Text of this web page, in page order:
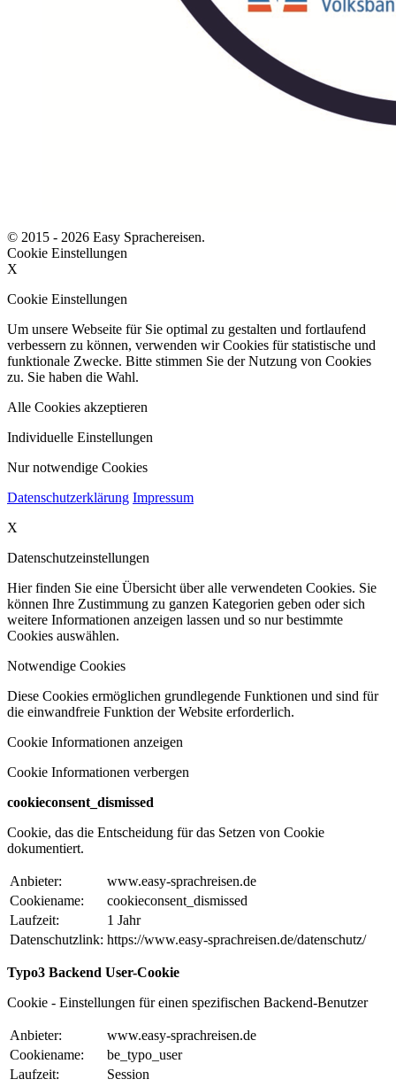
© 2015 - 2026 Easy Sprachereisen.
Cookie Einstellungen
X
Cookie Einstellungen
Um unsere Webseite für Sie optimal zu gestalten und fortlaufend
verbessern zu können, verwenden wir Cookies für statistische und
funktionale Zwecke. Bitte stimmen Sie der Nutzung von Cookies
zu. Sie haben die Wahl.
Alle Cookies akzeptieren
Individuelle Einstellungen
Nur notwendige Cookies
Datenschutzerklärung Impressum
X
Datenschutzeinstellungen
Hier finden Sie eine Übersicht über alle verwendeten Cookies. Sie
können Ihre Zustimmung zu ganzen Kategorien geben oder sich
weitere Informationen anzeigen lassen und so nur bestimmte
Cookies auswählen.
Notwendige Cookies
Diese Cookies ermöglichen grundlegende Funktionen und sind für
die einwandfreie Funktion der Website erforderlich.
Cookie Informationen anzeigen
Cookie Informationen verbergen
cookieconsent_dismissed
Cookie, das die Entscheidung für das Setzen von Cookie
dokumentiert.
Anbieter:
www.easy-sprachreisen.de
Cookiename:
cookieconsent_dismissed
Laufzeit:
1 Jahr
Datenschutzlink: https://www.easy-sprachreisen.de/datenschutz/
Typo3 Backend User-Cookie
Cookie - Einstellungen für einen spezifischen Backend-Benutzer
Anbieter:
www.easy-sprachreisen.de
Cookiename:
be_typo_user
Laufzeit:
Session